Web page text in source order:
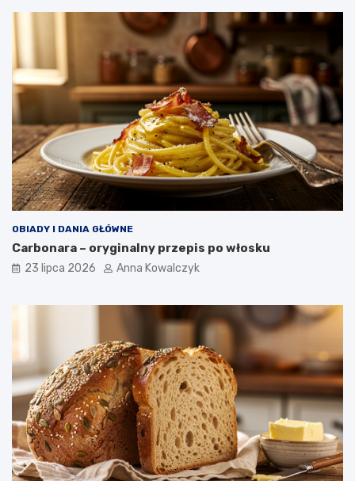
OBIADY I DANIA GŁÓWNE
Carbonara – oryginalny przepis po włosku
23 lipca 2026 Anna Kowalczyk